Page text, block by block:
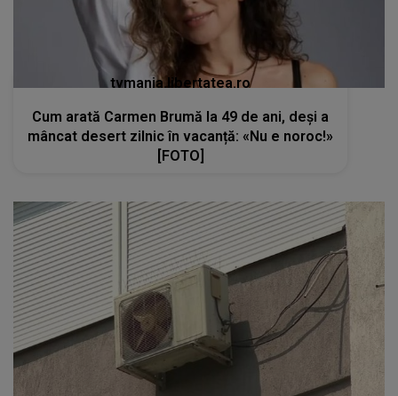
tvmania.libertatea.ro
Cum arată Carmen Brumă la 49 de ani, deși a
mâncat desert zilnic în vacanță: «Nu e noroc!»
[FOTO]